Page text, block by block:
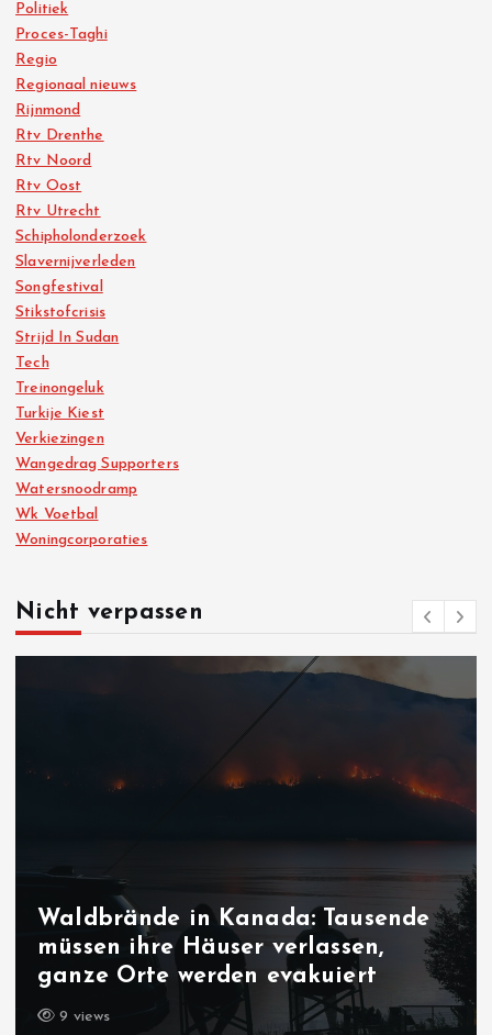
Politiek
Proces-Taghi
Regio
Regionaal nieuws
Rijnmond
Rtv Drenthe
Rtv Noord
Rtv Oost
Rtv Utrecht
Schipholonderzoek
Slavernijverleden
Songfestival
Stikstofcrisis
Strijd In Sudan
Tech
Treinongeluk
Turkije Kiest
Verkiezingen
Wangedrag Supporters
Watersnoodramp
Wk Voetbal
Woningcorporaties
Nicht verpassen
Waldbrände in Kanada: Tausende
müssen ihre Häuser verlassen,
ganze Orte werden evakuiert
9 views